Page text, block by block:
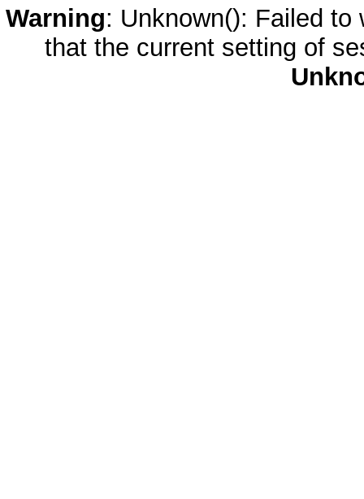
Warning: Unknown(): Failed
that the current setting of